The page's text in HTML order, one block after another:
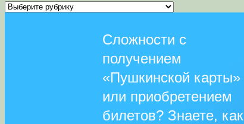
Рубрики
Сложности с
получением
«Пушкинской карты»
или приобретением
билетов? Знаете, как